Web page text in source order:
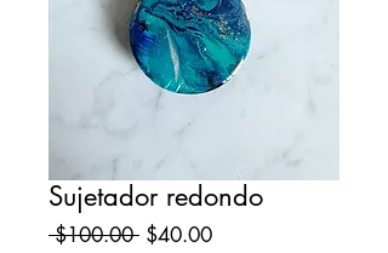
Sujetador redondo
$100.00 Precio
$40.00Precio